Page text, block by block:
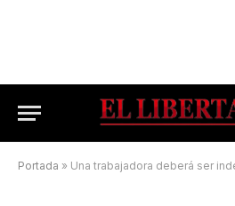
Portada » Una trabajadora deberá ser